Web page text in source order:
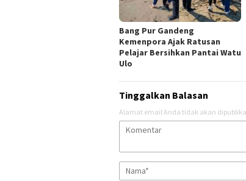
Bang Pur Gandeng
Kemenpora Ajak Ratusan
Pelajar Bersihkan Pantai Watu
Ulo
Tinggalkan Balasan
Alamat email Anda tidak akan